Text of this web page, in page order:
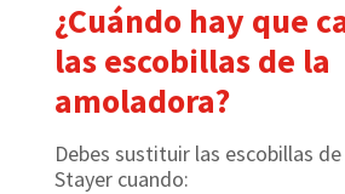
¿Cuándo hay que
las escobillas de la
amoladora?
Debes sustituir las escobillas
Stayer cuando: